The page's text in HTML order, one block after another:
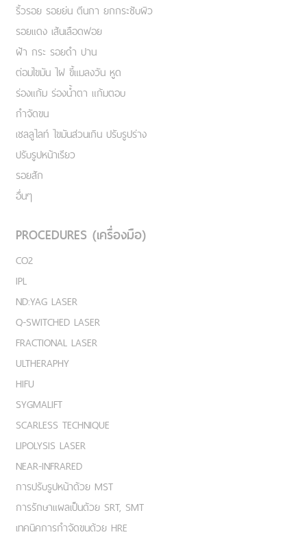
ริ้วรอย รอยย่น ตีนกา ยกกระชับผิว
รอยแดง เส้นเลือดฟอย
ฝ้า กระ รอยดำ ปาน
ต่อมไขมัน ไฝ ขี้แมลงวัน หูด
ร่องแก้ม ร่องน้ำตา แก้มตอบ
กำจัดขน
เชลลูไลท์ ไขมันส่วนเกิน ปรับรูปร่าง
ปรับรูปหน้าเรียว
รอยสัก
อื่นๆ
PROCEDURES (เครื่องมือ)
CO2
IPL
ND:YAG LASER
Q-SWITCHED LASER
FRACTIONAL LASER
ULTHERAPHY
HIFU
SYGMALIFT
SCARLESS TECHNIQUE
LIPOLYSIS LASER
NEAR-INFRARED
การปรับรูปหน้าด้วย MST
การรักษาแผลเป็นด้วย SRT, SMT
เทคนิคการกำจัดขนด้วย HRE